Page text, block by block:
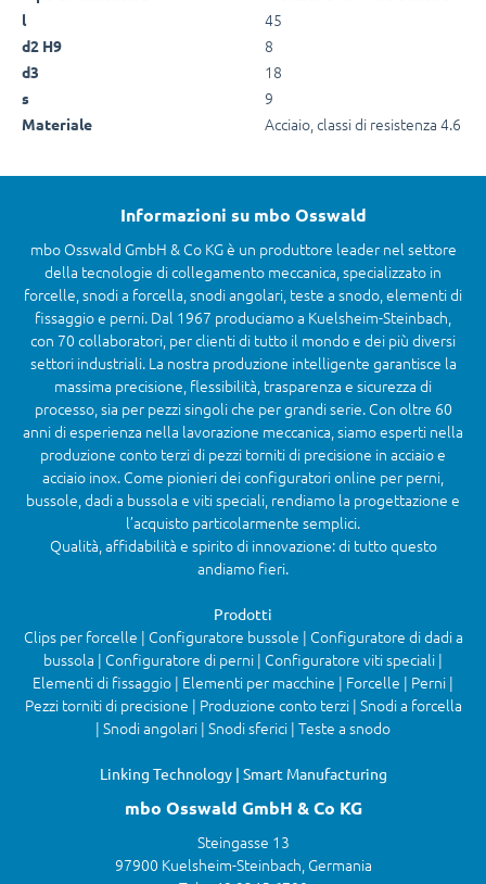
l 45
d2 H9 8
d3 18
s 9
Materiale Acciaio, classi di resistenza 4.6
Informazioni su mbo Osswald
mbo Osswald GmbH & Co KG è un produttore leader nel settore
della tecnologie di collegamento meccanica, specializzato in
forcelle, snodi a forcella, snodi angolari, teste a snodo, elementi di
fissaggio e perni. Dal 1967 produciamo a Kuelsheim-Steinbach,
con 70 collaboratori, per clienti di tutto il mondo e dei più diversi
settori industriali. La nostra produzione intelligente garantisce la
massima precisione, flessibilità, trasparenza e sicurezza di
processo, sia per pezzi singoli che per grandi serie. Con oltre 60
anni di esperienza nella lavorazione meccanica, siamo esperti nella
produzione conto terzi di pezzi torniti di precisione in acciaio e
acciaio inox. Come pionieri dei configuratori online per perni,
bussole, dadi a bussola e viti speciali, rendiamo la progettazione e
l’acquisto particolarmente semplici.
Qualità, affidabilità e spirito di innovazione: di tutto questo
andiamo fieri.
Prodotti
Clips per forcelle | Configuratore bussole | Configuratore di dadi a
bussola | Configuratore di perni | Configuratore viti speciali |
Elementi di fissaggio | Elementi per macchine | Forcelle | Perni |
Pezzi torniti di precisione | Produzione conto terzi | Snodi a forcella
| Snodi angolari | Snodi sferici | Teste a snodo
Linking Technology | Smart Manufacturing
mbo Osswald GmbH & Co KG
Steingasse 13
97900 Kuelsheim-Steinbach, Germania